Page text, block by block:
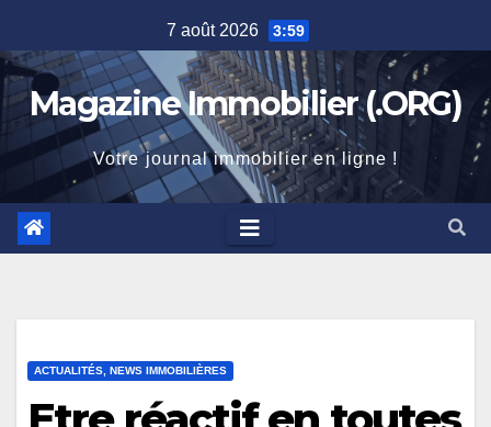
to
content
7 août 2026 3:59
Magazine Immobilier (.ORG)
Votre journal immobilier en ligne !
ACTUALITÉS, NEWS IMMOBILIÈRES